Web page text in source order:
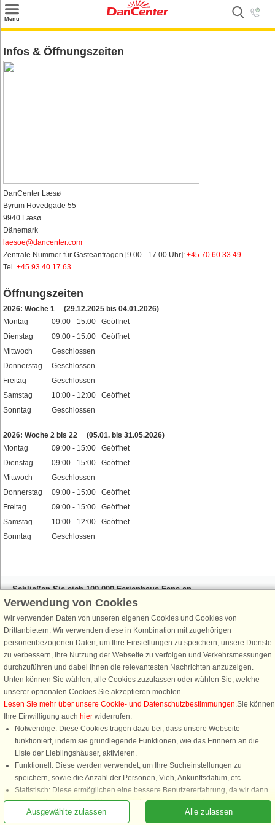
Menü
Urlaubsziele
Gut zu wissen
Login
Infos & Öffnungszeiten
DanCenter Læsø
Byrum Hovedgade 55
9940 Læsø
Dänemark
laesoe@dancenter.com
Zentrale Nummer für Gästeanfragen [9.00 - 17.00 Uhr]: +45 70 60 33 49
Tel. +45 93 40 17 63
Öffnungszeiten
2026: Woche 1
(29.12.2025 bis 04.01.2026)
Montag
09:00 - 15:00 Geöffnet
Dienstag
09:00 - 15:00 Geöffnet
Mittwoch
Geschlossen
Donnerstag
Geschlossen
Freitag
Geschlossen
Samstag
10:00 - 12:00 Geöffnet
Sonntag
Geschlossen
2026: Woche 2 bis 22
(05.01. bis 31.05.2026)
Montag
09:00 - 15:00 Geöffnet
Dienstag
09:00 - 15:00 Geöffnet
Mittwoch
Geschlossen
Donnerstag
09:00 - 15:00 Geöffnet
Freitag
09:00 - 15:00 Geöffnet
Samstag
10:00 - 12:00 Geöffnet
Sonntag
Geschlossen
Schließen Sie sich 100.000 Ferienhaus-Fans an
Erhalten Sie einenWillkommensgutschein von 25 €
Ferienhausurlaub - melden Sie sich einfach für den DanCenter Newsletter
an. Verpassen Sie nie wieder exklusive Angebote, Gewinnspiele und
Urlaubstipps!
Newsletter abonnieren
Folgen Sie uns:
DanCenter Kundenbewertung
basierend auf mehr 135.870 Kundenbewertungen
Verwendung von Cookies
Wir verwenden Daten von unseren eigenen Cookies und Cookies von
Drittanbietern. Wir verwenden diese in Kombination mit zugehörigen
personenbezogenen Daten, um Ihre Einstellungen zu speichern, unsere Dienste
zu verbessern, Ihre Nutzung der Webseite zu verfolgen und Verkehrsmessungen
durchzuführen und dabei Ihnen die relevantesten Nachrichten anzuzeigen.
Unten können Sie wählen, alle Cookies zuzulassen oder wählen Sie, welche
unserer optionalen Cookies Sie akzeptieren möchten.
Lesen Sie mehr über unsere Cookie- und Datenschutzbestimmungen.Sie können
Ihre Einwilligung auch hier widerrufen.
Notwendige: Diese Cookies tragen dazu bei, dass unsere Webseite
funktioniert, indem sie grundlegende Funktionen, wie das Erinnern an die
Liste der Lieblingshäuser, aktivieren.
Funktionell: Diese werden verwendet, um Ihre Sucheinstellungen zu
speichern, sowie die Anzahl der Personen, Vieh, Ankunftsdatum, etc.
Statistisch: Diese ermöglichen eine bessere Benutzererfahrung, da wir dann
wissen können, welche Häuser am interessantesten sind.
Marketing: Diese Cookies ermöglichen es uns und unseren Partnern, Ihnen
Alle zulassen
Ausgewählte zulassen